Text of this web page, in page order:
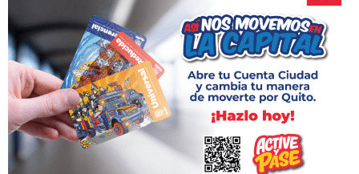
Tortuga con un atractivo mayor que como se encontraba antes
de la intervención por la construcción del Metro de Quito. Así se
convierte en una nueva Zona Metro, sumándose a los más de
60 sectores que el Metro de Quito ha entregado ya a la
ciudadanía.
Etiquetas: ESTACIÓN JIPIJAPA